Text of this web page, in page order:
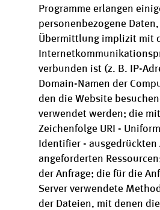
Programme erlangen
personenbezogene
Übermittlung implizit mit
verbunden ist (z. B. IP-
Domain-Namen der
den die Website
verwendet werden; die
Zeichenfolge URI -
Identifier - ausgedrückten
angeforderten
der Anfrage; die für die
Server verwendete
der Dateien, mit denen